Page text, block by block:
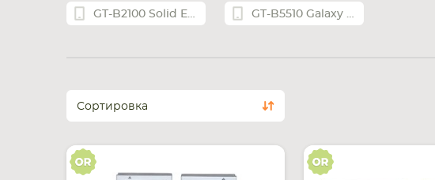
GT-B2100 Solid Extreme GT-B5510 Galaxy Y Pro
Сортировка